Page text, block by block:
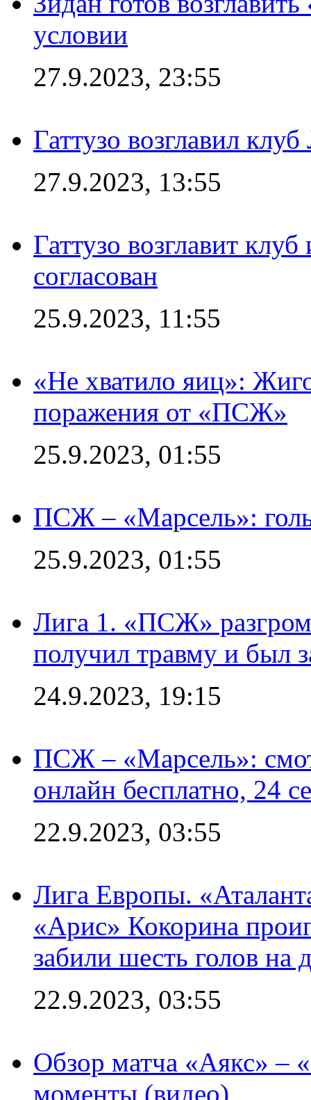
условии
27.9.2023, 23:55
Гаттузо возглавил
27.9.2023, 13:55
Гаттузо возглавит
согласован
25.9.2023, 11:55
«Не хватило яиц»:
поражения от «ПСЖ»
25.9.2023, 01:55
ПСЖ – «Марсель»:
25.9.2023, 01:55
Лига 1. «ПСЖ»
получил травму и был
24.9.2023, 19:15
ПСЖ – «Марсель»:
онлайн бесплатно, 24
22.9.2023, 03:55
Лига Европы.
«Арис» Кокорина
забили шесть голов на
22.9.2023, 03:55
Обзор матча «Аякс» –
моменты (видео)